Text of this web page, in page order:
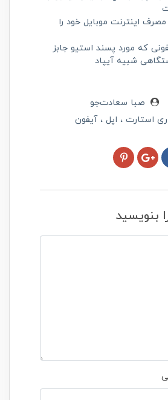
اینترنت موبایل خود را
که مورد پسند استیو جابز
شبیه آیپاد
صبا سعادت‌جو
ری استارت اپل آیفون
بنویسید